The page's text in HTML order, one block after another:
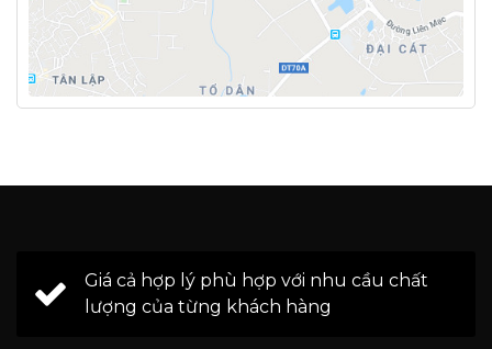
Giá cả hợp lý phù hợp với nhu cầu chất
lượng của từng khách hàng